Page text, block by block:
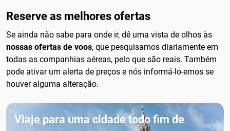
Reserve as melhores ofertas
Se ainda não sabe para onde ir, dê uma vista de olhos às
nossas ofertas de voos, que pesquisamos diariamente em
todas as companhias aéreas, pelo que são reais. Também
pode ativar um alerta de preços e nós informá-lo-emos se
houver alguma alteração.
Viaje para uma cidade todo fim de